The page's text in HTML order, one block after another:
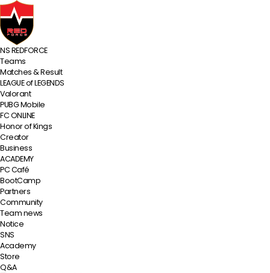
NS REDFORCE
Teams
Matches & Result
LEAGUE of LEGENDS
Valorant
PUBG Mobile
FC ONLINE
Honor of Kings
Creator
Business
ACADEMY
PC Café
BootCamp
Partners
Community
Team news
Notice
SNS
Academy
Store
Q&A